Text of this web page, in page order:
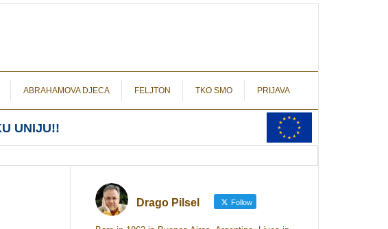
ABRAHAMOVA DJECA FELJTON TKO SMO PRIJAVA
UNIJU!!
Drago Pilsel Follow